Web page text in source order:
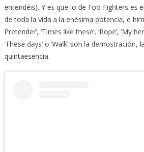
entendéis). Y es que lo de Foo Fighters es
de toda la vida a la enésima potencia, e
Pretender’, ‘Times like these’, ‘Rope’, ‘My
‘These days’ o ‘Walk’ son la demostración,
quintaesencia.